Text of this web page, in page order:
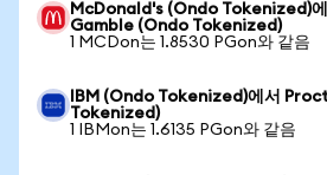
McDonald's (Ondo Tokenized)
Gamble (Ondo Tokenized)
1 MCDon는 1.8530 PGon와 같음
IBM (Ondo Tokenized)에서
Tokenized)
1 IBMon는 1.6135 PGon와 같음